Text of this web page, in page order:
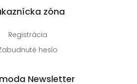
zóna
Registrácia
heslo
Newsletter